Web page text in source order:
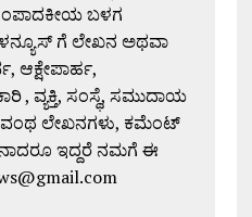
ಬಳಗ
ಗೆ ಲೇಖನ ಅಥವಾ
, ವ್ಯಕ್ತಿ, ಸಂಸ್ಥೆ, ಸಮುದಾಯ
ಲೇಖನಗಳು, ಕಮೆಂಟ್
ಇದ್ದರೆ ನಮಗೆ ಈ